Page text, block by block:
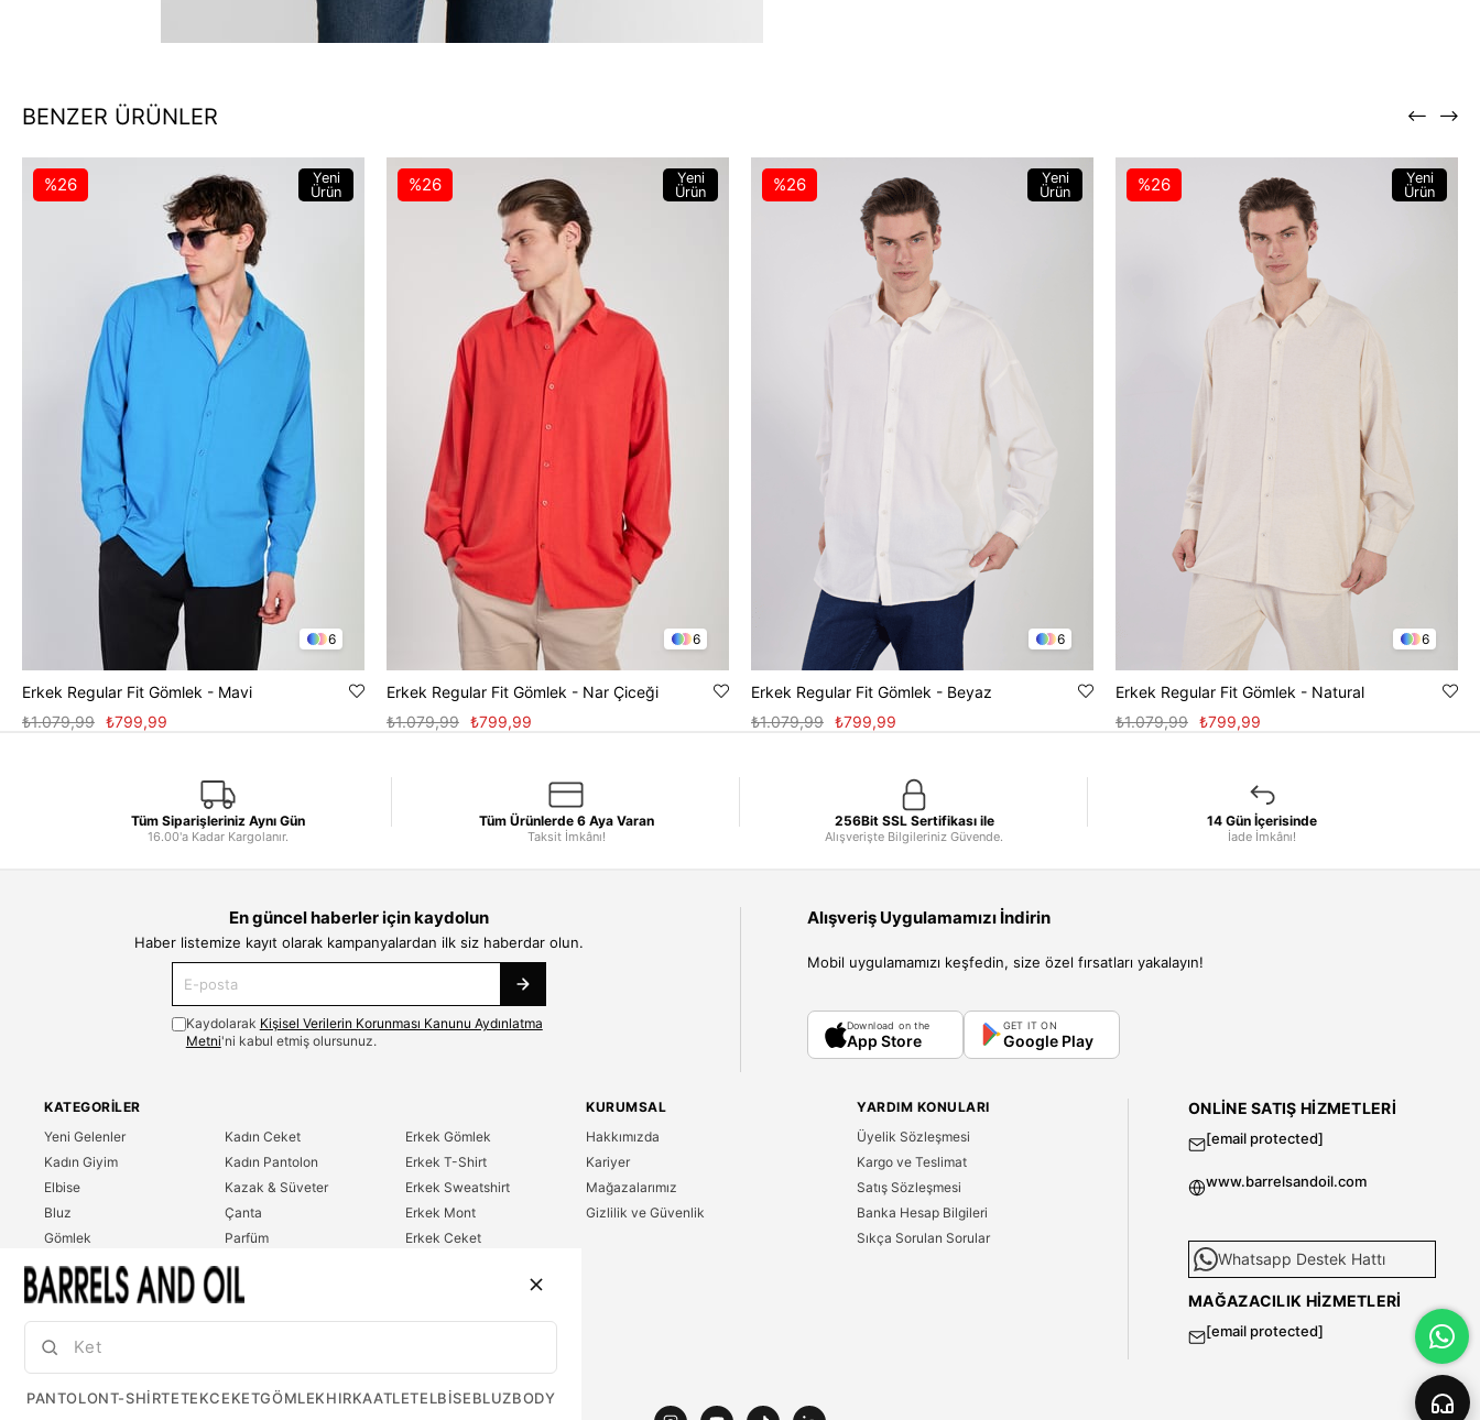
BENZER ÜRÜNLER
6
Erkek Regular Fit Gömlek - Mavi
₺799,99
₺1.079,99
%26
Yeni
Ürün
6
Erkek Regular Fit Gömlek - Nar Çiceği
₺799,99
₺1.079,99
%26
Yeni
Ürün
6
Erkek Regular Fit Gömlek - Beyaz
₺799,99
₺1.079,99
%26
Yeni
Ürün
6
Erkek Regular Fit Gömlek - Natural
₺799,99
₺1.079,99
%26
Yeni
Ürün
Tüm Siparişleriniz Aynı Gün
16.00'a Kadar Kargolanır.
Tüm Ürünlerde 6 Aya Varan
Taksit İmkânı!
256Bit SSL Sertifikası ile
Alışverişte Bilgileriniz Güvende.
14 Gün İçerisinde
İade İmkânı!
En güncel haberler için kaydolun
Haber listemize kayıt olarak kampanyalardan ilk siz haberdar olun.
Kaydolarak Kişisel Verilerin Korunması Kanunu Aydınlatma
Metni'ni kabul etmiş olursunuz.
Alışveriş Uygulamamızı İndirin
Mobil uygulamamızı keşfedin, size özel fırsatları yakalayın!
Download on the
App Store
GET IT ON
Google Play
KATEGORILER
Yeni Gelenler
Kadın Giyim
Elbise
Bluz
Gömlek
T-Shirt
Sweatshirt
Kadın Ceket
Kadın Pantolon
Kazak & Süveter
Çanta
Parfüm
Erkek Giyim
Erkek Gömlek
Erkek T-Shirt
Erkek Sweatshirt
Erkek Mont
Erkek Ceket
KURUMSAL
Hakkımızda
Kariyer
Mağazalarımız
Gizlilik ve Güvenlik
YARDIM KONULARI
Üyelik Sözleşmesi
Kargo ve Teslimat
Satış Sözleşmesi
Banka Hesap Bilgileri
Sıkça Sorulan Sorular
ONLINE SATIŞ HIZMETLERI
[email protected]
www.barrelsandoil.com
Whatsapp Destek Hattı
MAĞAZACILIK HIZMETLERI
[email protected]
PANTOLONT-SHIRTETEKCEKETGÖMLEKHIRKAATLETELBISEBLUZBODY